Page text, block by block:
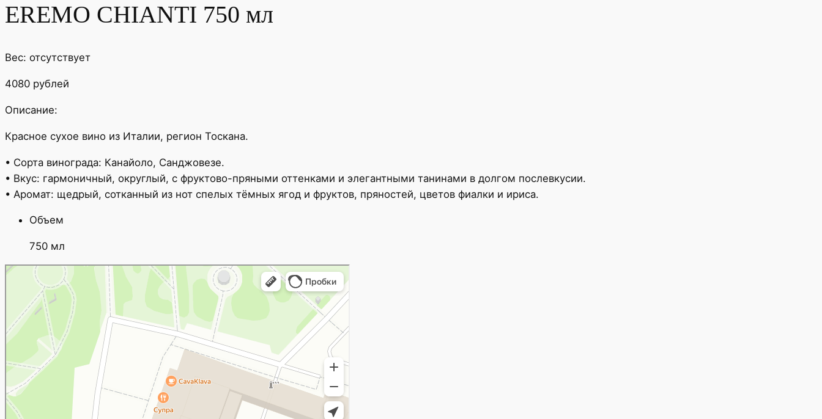
EREMO CHIANTI 750 мл
Вес: отсутствует
4080 рублей
Описание:
Красное сухое вино из Италии, регион Тоскана.
• Сорта винограда: Канайоло, Санджовезе.
• Вкус: гармоничный, округлый, с фруктово-пряными оттенками и элегантными танинами в долгом послевкусии.
• Аромат: щедрый, сотканный из нот спелых тёмных ягод и фруктов, пряностей, цветов фиалки и ириса.
Объем
750 мл